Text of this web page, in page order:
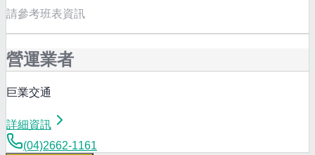
請參考班表資訊
營運業者
巨業交通
詳細資訊
(04)2662-1161